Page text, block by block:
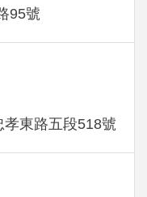
95號
東路五段518號